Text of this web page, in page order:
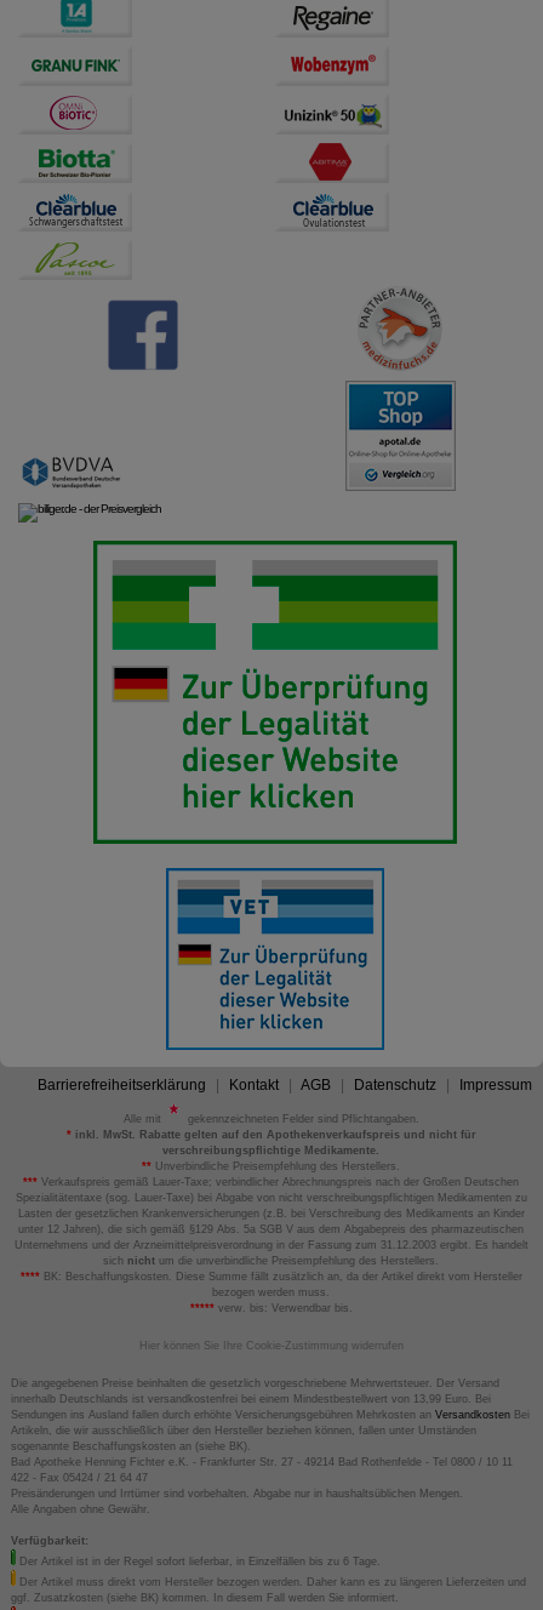
Barrierefreiheitserklärung Kontakt AGB Datenschutz Impressum
Alle mit
gekennzeichneten Felder sind Pflichtangaben.
*inkl. MwSt. Rabatte gelten auf den Apothekenverkaufspreis und nicht für
verschreibungspflichtige Medikamente.
** Unverbindliche Preisempfehlung des Herstellers.
*** Verkaufspreis gemäß Lauer-Taxe; verbindlicher Abrechnungspreis nach der Großen Deutschen
Spezialitätentaxe (sog. Lauer-Taxe) bei Abgabe von nicht verschreibungspflichtigen Medikamenten zu
Lasten der gesetzlichen Krankenversicherungen (z.B. bei Verschreibung des Medikaments an Kinder
unter 12 Jahren), die sich gemäß §129 Abs. 5a SGB V aus dem Abgabepreis des pharmazeutischen
Unternehmens und der Arzneimittelpreisverordnung in der Fassung zum 31.12.2003 ergibt. Es handelt
sich nicht um die unverbindliche Preisempfehlung des Herstellers.
****BK: Beschaffungskosten. Diese Summe fällt zusätzlich an, da der Artikel direkt vom Hersteller
bezogen werden muss.
*****verw. bis: Verwendbar bis.
Hier können Sie Ihre Cookie-Zustimmung widerrufen
Die angegebenen Preise beinhalten die gesetzlich vorgeschriebene Mehrwertsteuer. Der Versand
innerhalb Deutschlands ist versandkostenfrei bei einem Mindestbestellwert von 13,99 Euro. Bei
Sendungen ins Ausland fallen durch erhöhte Versicherungsgebühren Mehrkosten an VersandkostenBei
Artikeln, die wir ausschließlich über den Hersteller beziehen können, fallen unter Umständen
sogenannte Beschaffungskosten an (siehe BK).
Bad Apotheke Henning Fichter e.K. - Frankfurter Str. 27 - 49214 Bad Rothenfelde - Tel 0800 / 10 11
422 - Fax 05424 / 21 64 47
Preisänderungen und Irrtümer sind vorbehalten. Abgabe nur in haushaltsüblichen Mengen.
Alle Angaben ohne Gewähr.
Verfügbarkeit:
Der Artikel ist in der Regel sofort lieferbar, in Einzelfällen bis zu 6 Tage.
Der Artikel muss direkt vom Hersteller bezogen werden. Daher kann es zu längeren Lieferzeiten und
ggf. Zusatzkosten (siehe BK) kommen. In diesem Fall werden Sie informiert.